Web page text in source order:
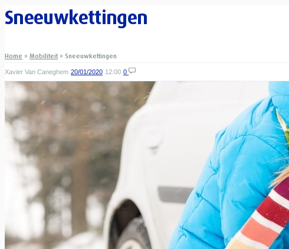
Sneeuwkettingen
Home » Mobiliteit » Sneeuwkettingen
Xavier Van Caneghem 20/01/2020 12:00 0